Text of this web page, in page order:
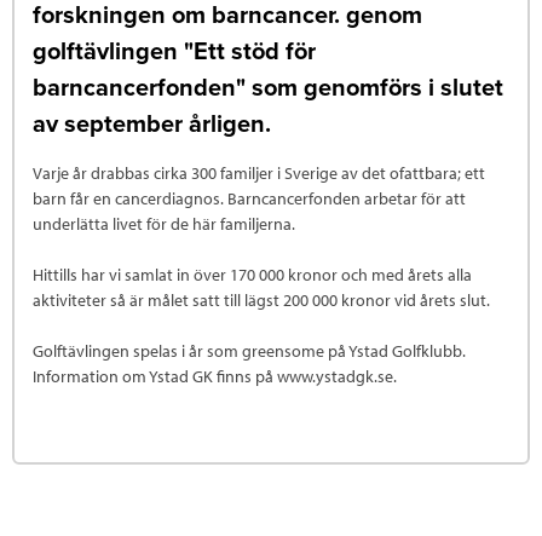
forskningen om barncancer. genom
golftävlingen "Ett stöd för
barncancerfonden" som genomförs i slutet
av september årligen.
Varje år drabbas cirka 300 familjer i Sverige av det ofattbara; ett
barn får en cancerdiagnos. Barncancerfonden arbetar för att
underlätta livet för de här familjerna.
Hittills har vi samlat in över 170 000 kronor och med årets alla
aktiviteter så är målet satt till lägst 200 000 kronor vid årets slut.
Golftävlingen spelas i år som greensome på Ystad Golfklubb.
Information om Ystad GK finns på www.ystadgk.se.